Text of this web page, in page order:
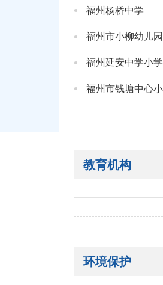
福州杨桥中学
福州市小柳幼儿园
福州延安中学小
福州市钱塘中心
教育机构
环境保护